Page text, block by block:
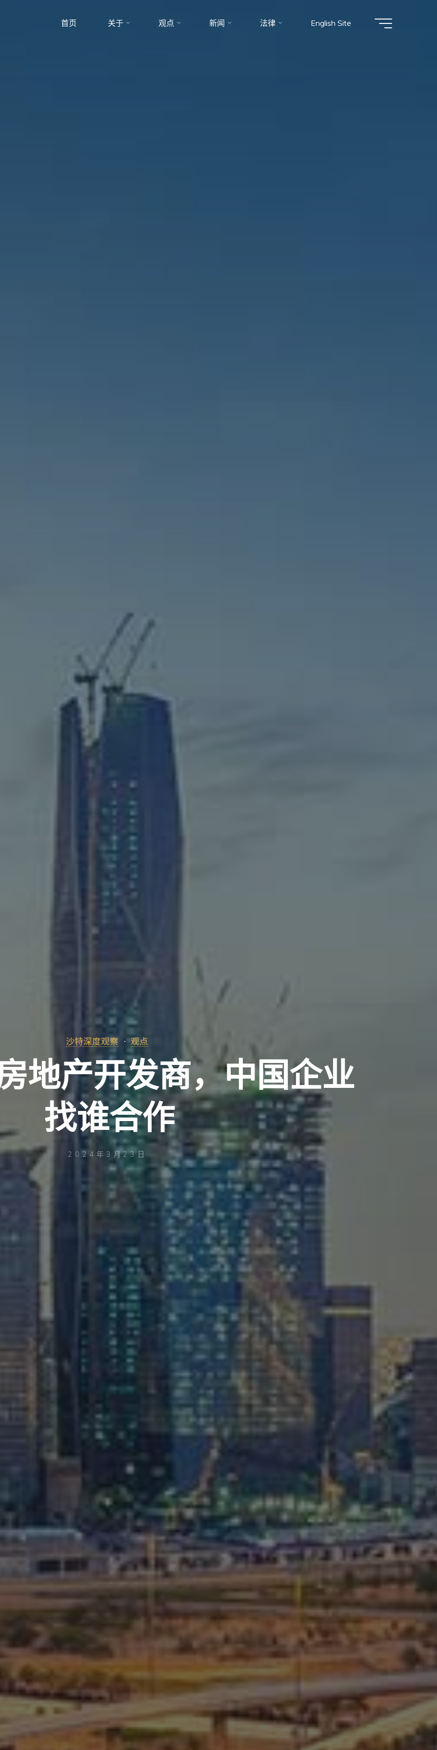
首页 关于 观点 新闻 法律 English Site
沙特深度观察 观点
地产开发商，中国企业
找谁合作
2024年3月23日